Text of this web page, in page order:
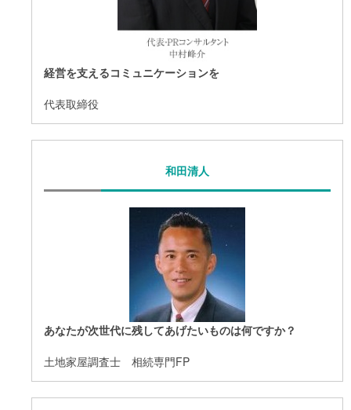
経営を支えるコミュニケーションを
代表取締役
和田清人
あなたが次世代に残してあげたいものは何ですか？
土地家屋調査士 相続専門FP